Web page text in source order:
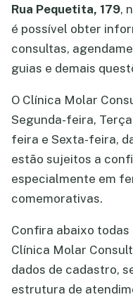
Rua Pequetita, 179,
é possível obter
consultas,
guias e demais
O Clínica Molar
Segunda-feira,
feira e Sexta-feira,
estão sujeitos a
especialmente em
comemorativas.
Confira abaixo
Clínica Molar
dados de cadastro,
estrutura de